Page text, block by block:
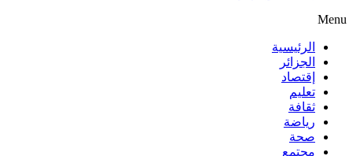
Menu
الرئيسية
الجزائر
إقتصاد
تعليم
ثقافة
رياضة
صحة
مجتمع